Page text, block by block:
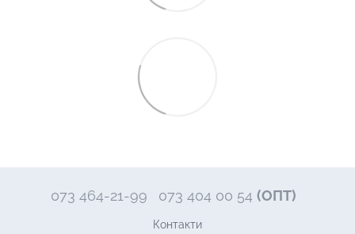
073 464-21-99 073 404 00 54 (ОПТ)
Контакти